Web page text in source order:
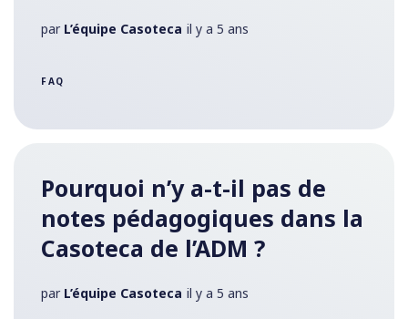
par L’équipe Casoteca il y a 5 ans
FAQ
Pourquoi n’y a-t-il pas de
notes pédagogiques dans la
Casoteca de l’ADM ?
par L’équipe Casoteca il y a 5 ans